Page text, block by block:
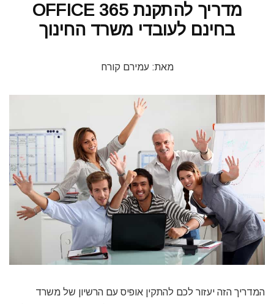
מדריך להתקנת OFFICE 365
בחינם לעובדי משרד החינוך
מאת: עמירם קורח
המדריך הזה יעזור לכם להתקין אופיס עם הרשיון של משרד